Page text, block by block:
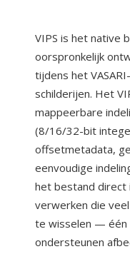
VIPS is het native
oorspronkelijk
tijdens het
schilderijen. Het
mappeerbare
(8/16/32-bit
offsetmetadata,
eenvoudige
het bestand direct
verwerken die
te wisselen — één
ondersteunen